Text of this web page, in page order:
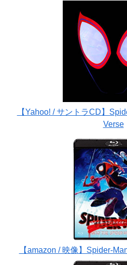
【Yahoo! / サントラCD】
Verse
【amazon / 映像】Spider-